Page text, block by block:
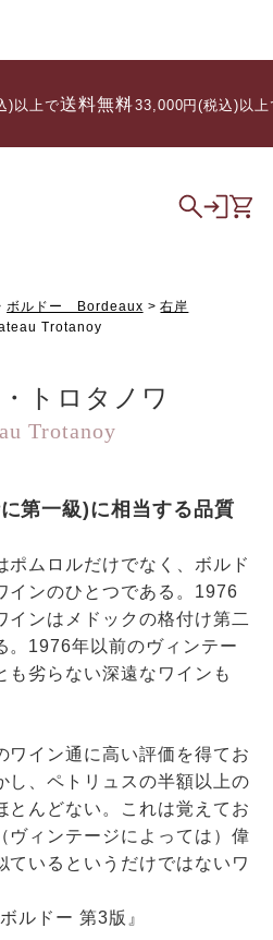
上で送料無料/ 33,000円(税込)以上で
ボルドー Bordeaux
右岸
Trotanoy
トロタノワ
Trotanoy
第一級)に相当する品質
ムロルだけでなく、 ボルド
ンのひとつである。 1976
インはメドックの格付け第二
。1976年以前のヴィンテー
も劣らない深遠なワインも
ワイン通に高い評価を得てお
し、ペトリュスの半額以上の
とんどない。これは覚えてお
ヴィンテージによっては）偉
ているというだけではないワ
ルドー 第3版』